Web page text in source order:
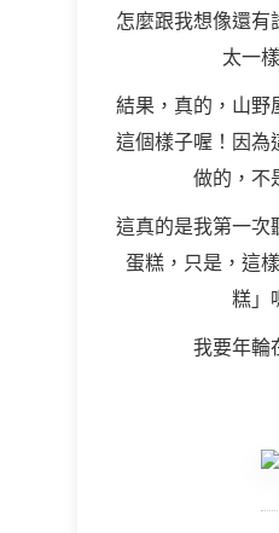
怎麼跟我想像還有
太一
結果，真的，山野
這個樣子喔！因為
做的，不
這真的是我第一次
蛋糕，只是，這
糕」
我要年輪